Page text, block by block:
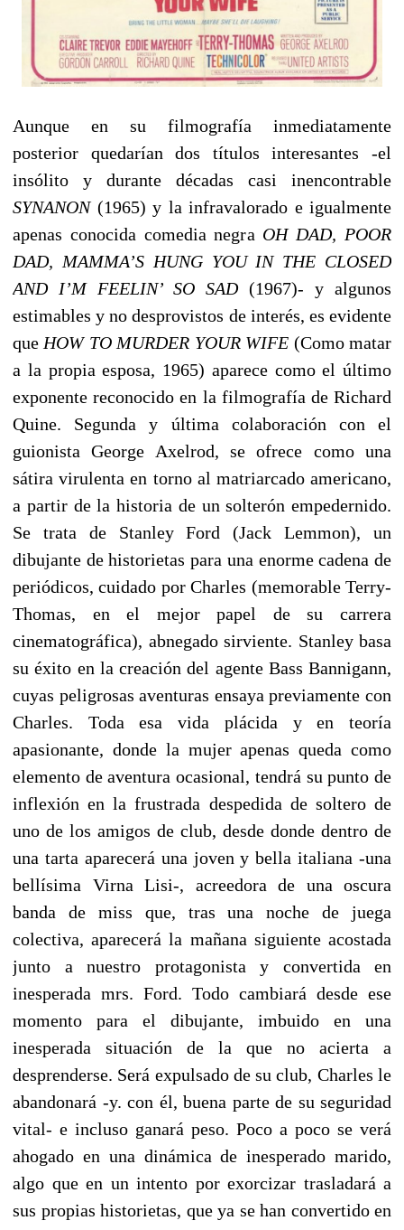
Aunque en su filmografía inmediatamente
posterior quedarían dos títulos interesantes -el
insólito y durante décadas casi inencontrable
SYNANON(1965) y la infravalorado e igualmente
apenas conocida comedia negra OH DAD, POOR
DAD, MAMMA’S HUNG YOU IN THE CLOSED
AND I’M FEELIN’ SO SAD(1967)- y algunos
estimables y no desprovistos de interés, es evidente
que HOW TO MURDER YOUR WIFE (Como matar
a la propia esposa, 1965) aparece como el último
exponente reconocido en la filmografía de Richard
Quine. Segunda y última colaboración con el
guionista George Axelrod, se ofrece como una
sátira virulenta en torno al matriarcado americano,
a partir de la historia de un solterón empedernido.
Se trata de Stanley Ford (Jack Lemmon), un
dibujante de historietas para una enorme cadena de
periódicos, cuidado por Charles (memorable Terry-
Thomas, en el mejor papel de su carrera
cinematográfica), abnegado sirviente. Stanley basa
su éxito en la creación del agente Bass Bannigann,
cuyas peligrosas aventuras ensaya previamente con
Charles. Toda esa vida plácida y en teoría
apasionante, donde la mujer apenas queda como
elemento de aventura ocasional, tendrá su punto de
inflexión en la frustrada despedida de soltero de
uno de los amigos de club, desde donde dentro de
una tarta aparecerá una joven y bella italiana -una
bellísima Virna Lisi-, acreedora de una oscura
banda de miss que, tras una noche de juega
colectiva, aparecerá la mañana siguiente acostada
junto a nuestro protagonista y convertida en
inesperada mrs. Ford. Todo cambiará desde ese
momento para el dibujante, imbuido en una
inesperada situación de la que no acierta a
desprenderse. Será expulsado de su club, Charles le
abandonará -y. con él, buena parte de su seguridad
vital- e incluso ganará peso. Poco a poco se verá
ahogado en una dinámica de inesperado marido,
algo que en un intento por exorcizar trasladará a
sus propias historietas, que ya se han convertido en